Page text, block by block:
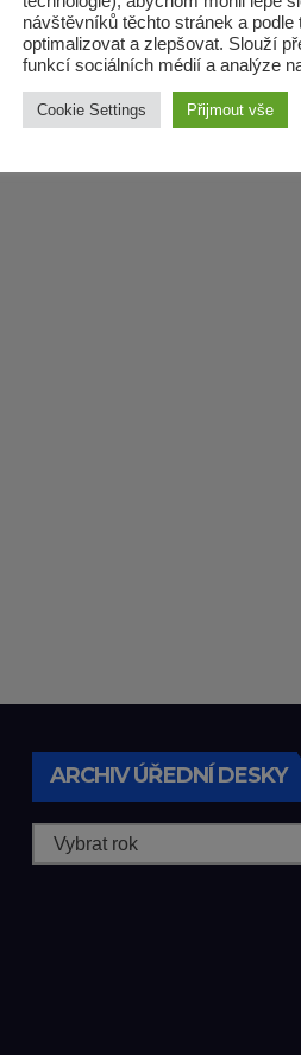
26/Olbramice
ARCHIV ÚŘEDNÍ DESKY
návštěvníků těchto stránek a
optimalizovat a zlepšovat. Slouží
funkcí sociálních médií a analýze
Cookie Settings Přijmout vše